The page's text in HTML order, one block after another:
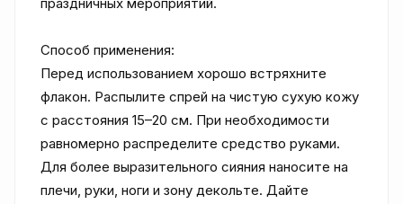
Способ применения:
Перед использованием хорошо встряхните
флакон. Распылите спрей на чистую сухую кожу
с расстояния 15–20 см. При необходимости
равномерно распределите средство руками.
Для более выразительного сияния наносите на
плечи, руки, ноги и зону декольте. Дайте